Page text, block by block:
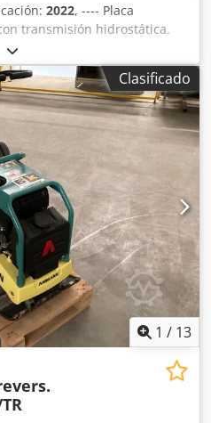
2022, ---- Placa
transmisión hidrostática.
de la placa base: 450
900 mm Longitud de la
mm Altura de la máquina:
posición de trabajo): 1.000
de transporte): 1.500
600/750 mm Motor: Hatz
Dcedpozkz Tkjfx Adtsk
a 3200 Frecuencia de
centrífuga máxima: 50 kN
Amplitud: 1,7 mm
Clasificado
1 / 13